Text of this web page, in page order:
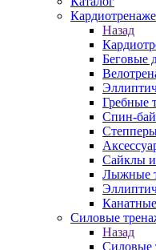
Назад
Беговые
Гребные
Спин-
Сайклы
Лыжные
Силовые
Назад
Силовые